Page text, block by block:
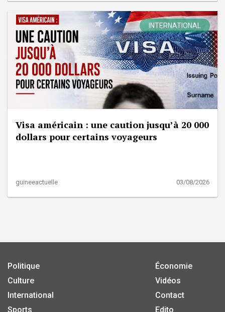
INTERNATIONAL
Visa américain : une caution jusqu’à 20 000
dollars pour certains voyageurs
guineeactuelle 03/08/2026
Politique
Culture
International
Sports
Économie
Vidéos
Contact
Edito